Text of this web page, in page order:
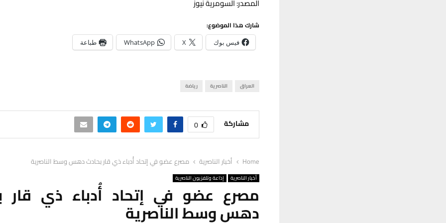
المصدر: السومرية نيوز
شارك هذا الموضوع:
فيس بوك X
WhatsApp طباعة
العراق الناصرية رياضة
مشاركة 0
Home أخبار الناصرية مصرع عضو في إتحاد أُدباء ذي قار بحادث دهس وسط الناصرية
أخبار الناصرية إذاعة وتلفزيون الناصرية
مصرع عضو في إتحاد أُدباء ذي قار
دهس وسط الناصرية